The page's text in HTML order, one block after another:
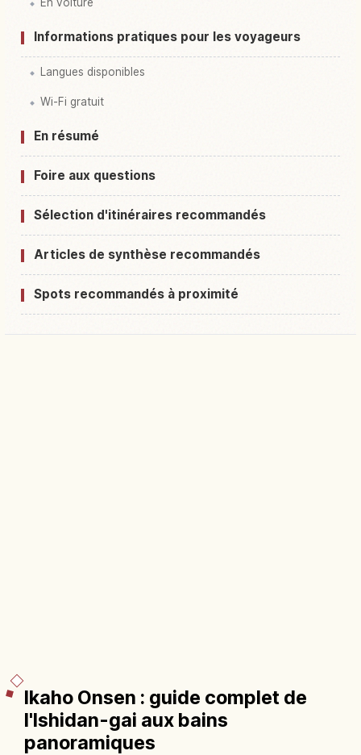
Informations pratiques pour les voyageurs
Langues disponibles
Wi-Fi gratuit
En résumé
Foire aux questions
Sélection d'itinéraires recommandés
Articles de synthèse recommandés
Spots recommandés à proximité
Ikaho Onsen : guide complet de
l'Ishidan-gai aux bains
panoramiques